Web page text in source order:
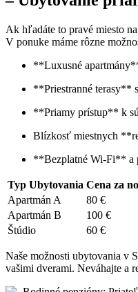
Ak hľadáte to pravé miesto
V ponuke máme rôzne
**Luxusné
**Priestranné terasy**
**Priamy prístup** k
Blízkosť miestnych
**Bezplatné Wi-Fi** a
Typ Ubytovania Cena za
Apartmán A
80 €
Apartmán B
100 €
Štúdio
60 €
Naše možnosti ubytovania v
vašimi dverami. Neváhajte a